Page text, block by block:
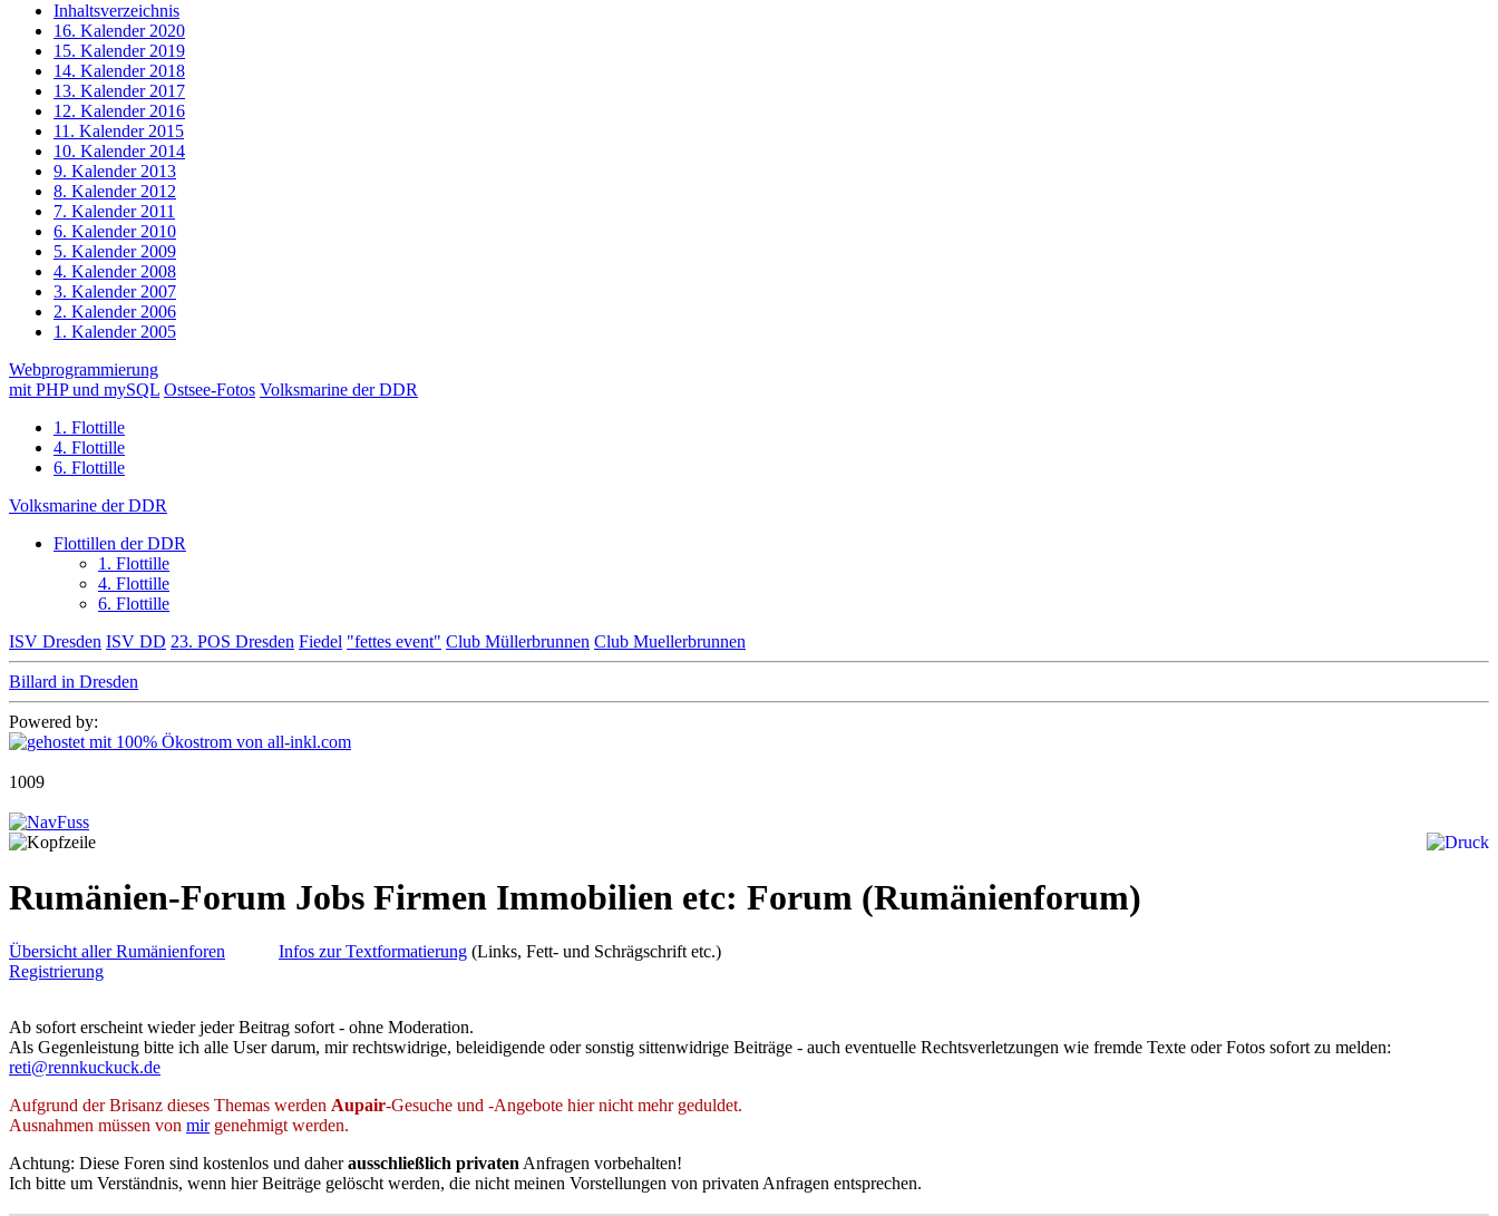
Inhaltsverzeichnis
16. Kalender 2020
15. Kalender 2019
14. Kalender 2018
13. Kalender 2017
12. Kalender 2016
11. Kalender 2015
10. Kalender 2014
9. Kalender 2013
8. Kalender 2012
7. Kalender 2011
6. Kalender 2010
5. Kalender 2009
4. Kalender 2008
3. Kalender 2007
2. Kalender 2006
1. Kalender 2005
Webprogrammierung
mit PHP und mySQL Ostsee-Fotos Volksmarine der DDR
1. Flottille
4. Flottille
6. Flottille
Volksmarine der DDR
Flottillen der DDR
1. Flottille
4. Flottille
6. Flottille
ISV Dresden ISV DD 23. POS Dresden Fiedel "fettes event" Club Müllerbrunnen Club Muellerbrunnen
Billard in Dresden
Powered by:
1009
Rumänien-Forum Jobs Firmen Immobilien etc: Forum (Rumänienforum)
Übersicht aller Rumänienforen
Registrierung
Infos zur Textformatierung (Links, Fett- und Schrägschrift etc.)
Ab sofort erscheint wieder jeder Beitrag sofort - ohne Moderation.
Als Gegenleistung bitte ich alle User darum, mir rechtswidrige, beleidigende oder sonstig sittenwidrige Beiträge - auch eventuelle Rechtsverletzungen wie fremde Texte oder Fotos sofort zu melden:
reti@rennkuckuck.de
Aufgrund der Brisanz dieses Themas werden Aupair-Gesuche und -Angebote hier nicht mehr geduldet.
Ausnahmen müssen von mirgenehmigt werden.
Achtung: Diese Foren sind kostenlos und daherausschließlich privaten Anfragen vorbehalten!
Ich bitte um Verständnis, wenn hier Beiträge gelöscht werden, die nicht meinen Vorstellungen von privaten Anfragen entsprechen.